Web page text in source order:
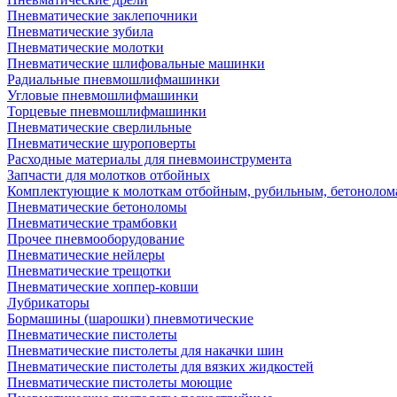
Пневматические заклепочники
Пневматические зубила
Пневматические молотки
Пневматические шлифовальные машинки
Радиальные пневмошлифмашинки
Угловые пневмошлифмашинки
Торцевые пневмошлифмашинки
Пневматические сверлильные
Пневматические шуроповерты
Расходные материалы для пневмоинструмента
Запчасти для молотков отбойных
Комплектующие к молоткам отбойным, рубильным,
Пневматические бетоноломы
Пневматические трамбовки
Прочее пневмооборудование
Пневматические нейлеры
Пневматические трещотки
Пневматические хоппер-ковши
Лубрикаторы
Бормашины (шарошки) пневмотические
Пневматические пистолеты
Пневматические пистолеты для накачки шин
Пневматические пистолеты для вязких жидкостей
Пневматические пистолеты моющие